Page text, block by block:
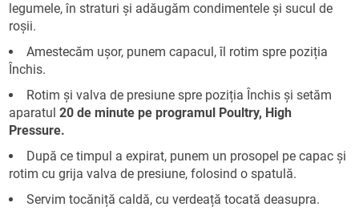
legumele, în straturi și adăugăm condimentele și sucul de
roșii.
Amestecăm ușor, punem capacul, îl rotim spre poziția
Închis.
Rotim și valva de presiune spre poziția Închis și setăm
aparatul 20 de minute pe programul Poultry, High
Pressure.
După ce timpul a expirat, punem un prosopel pe capac și
rotim cu grija valva de presiune, folosind o spatulă.
Servim tocăniță caldă, cu verdeață tocată deasupra.